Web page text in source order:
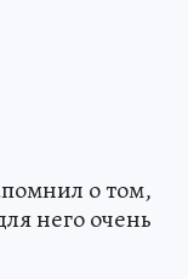
о том,
него очень